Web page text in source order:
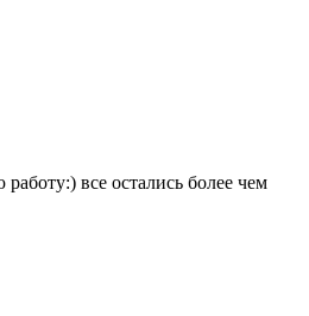
все остались более чем